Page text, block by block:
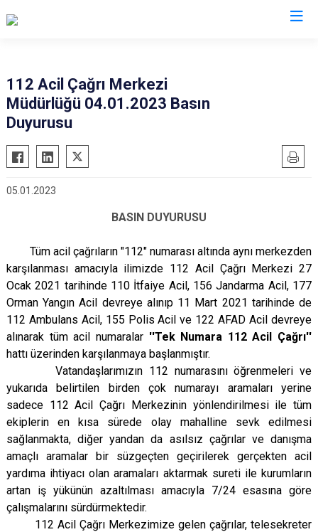
112 Acil Çağrı Merkezi
Müdürlüğü 04.01.2023 Basın
Duyurusu
05.01.2023
BASIN DUYURUSU
Tüm acil çağrıların "112" numarası altında aynı merkezden
karşılanması amacıyla ilimizde 112 Acil Çağrı Merkezi 27
Ocak 2021 tarihinde 110 İtfaiye Acil, 156 Jandarma Acil, 177
Orman Yangın Acil devreye alınıp 11 Mart 2021 tarihinde de
112 Ambulans Acil, 155 Polis Acil ve 122 AFAD Acil devreye
alınarak tüm acil numaralar ''Tek Numara 112 Acil Çağrı''
hattı üzerinden karşılanmaya başlanmıştır.
Vatandaşlarımızın 112 numarasını öğrenmeleri ve
yukarıda belirtilen birden çok numarayı aramaları yerine
sadece 112 Acil Çağrı Merkezinin yönlendirilmesi ile tüm
ekiplerin en kısa sürede olay mahalline sevk edilmesi
sağlanmakta, diğer yandan da asılsız çağrılar ve danışma
amaçlı aramalar bir süzgeçten geçirilerek gerçekten acil
yardıma ihtiyacı olan aramaları aktarmak sureti ile kurumların
artan iş yükünün azaltılması amacıyla 7/24 esasına göre
çalışmalarını sürdürmektedir.
112 Acil Çağrı Merkezimize gelen çağrılar, telesekreter